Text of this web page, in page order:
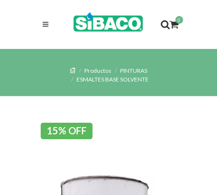
0
Productos
PINTURAS
ESMALTES BASE SOLVENTE
15% OFF